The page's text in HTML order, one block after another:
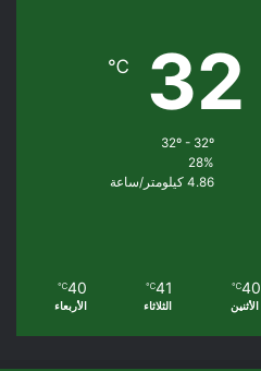
32
℃
32º - 32º
28%
4.86 كيلومتر/ساعة
40
℃
الأثنين
41
℃
الثلاثاء
40
℃
الأربعاء